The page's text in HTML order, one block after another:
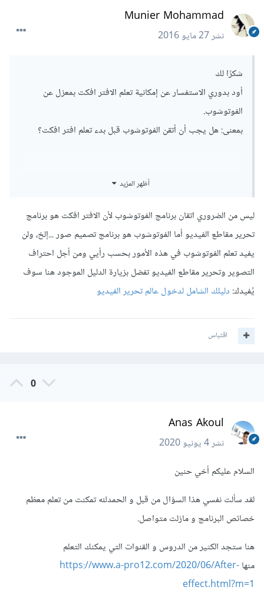
Munier Mohammad
نشر27 مايو 2016
شكرًا لك
أود بدوري الاستفسار عن إمكانية تعلم الافتر افكت بمعزل عن
الفوتوشوب.
بمعنى: هل يجب أن أتقن الفوتوشوب قبل بدء تعلم افتر افكت؟
أظهر المزيد
ليس من الضروري اتقان برنامج الفوتوشوب لأن الافتر افكت هو برنامج
تحرير مقاطع الفيديو أما الفوتوشوب هو برنامج تصميم صور ...إلخ، ولن
يفيد تعلم الفوتوشوب في هذه الأمور بحسب رأيي ومن أجل احتراف
التصوير وتحرير مقاطع الفيديو تفضل بزيارة الدليل الموجود هنا سوف
يُفيدك: دليلك الشامل لدخول عالم تحرير الفيديو
اقتباس
0
Anas Akoul
نشر4 يونيو 2020
السلام عليكم أخي حنين
لقد سألت نفسي هذا السؤال من قبل و الحمدلله تمكنت من تعلم معظم
خصائص البرنامج و مازلت متواصل.
هنا ستجد الكثير من الدروس و القنوات التي يمكنك التعلم
منهاhttps://www.a-pro12.com/2020/06/After-
effect.html?m=1